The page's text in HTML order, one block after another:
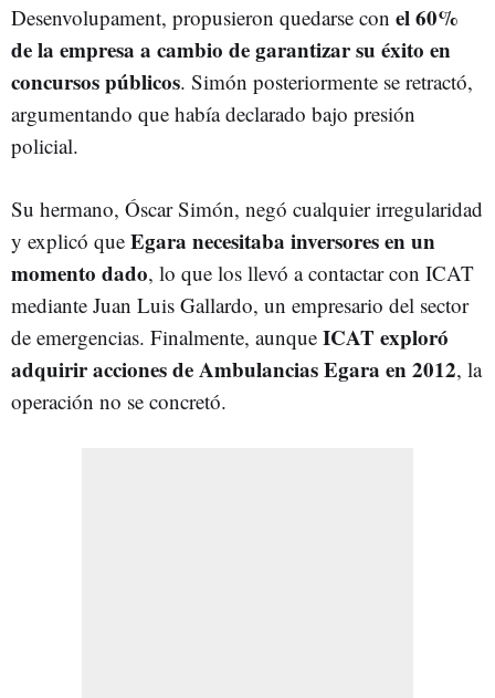
Desenvolupament, propusieron quedarse con el 60%
de la empresa a cambio de garantizar su éxito en
concursos públicos. Simón posteriormente se retractó,
argumentando que había declarado bajo presión
policial.
Su hermano, Óscar Simón, negó cualquier irregularidad
y explicó que Egara necesitaba inversores en un
momento dado, lo que los llevó a contactar con ICAT
mediante Juan Luis Gallardo, un empresario del sector
de emergencias. Finalmente, aunque ICAT exploró
adquirir acciones de Ambulancias Egara en 2012, la
operación no se concretó.